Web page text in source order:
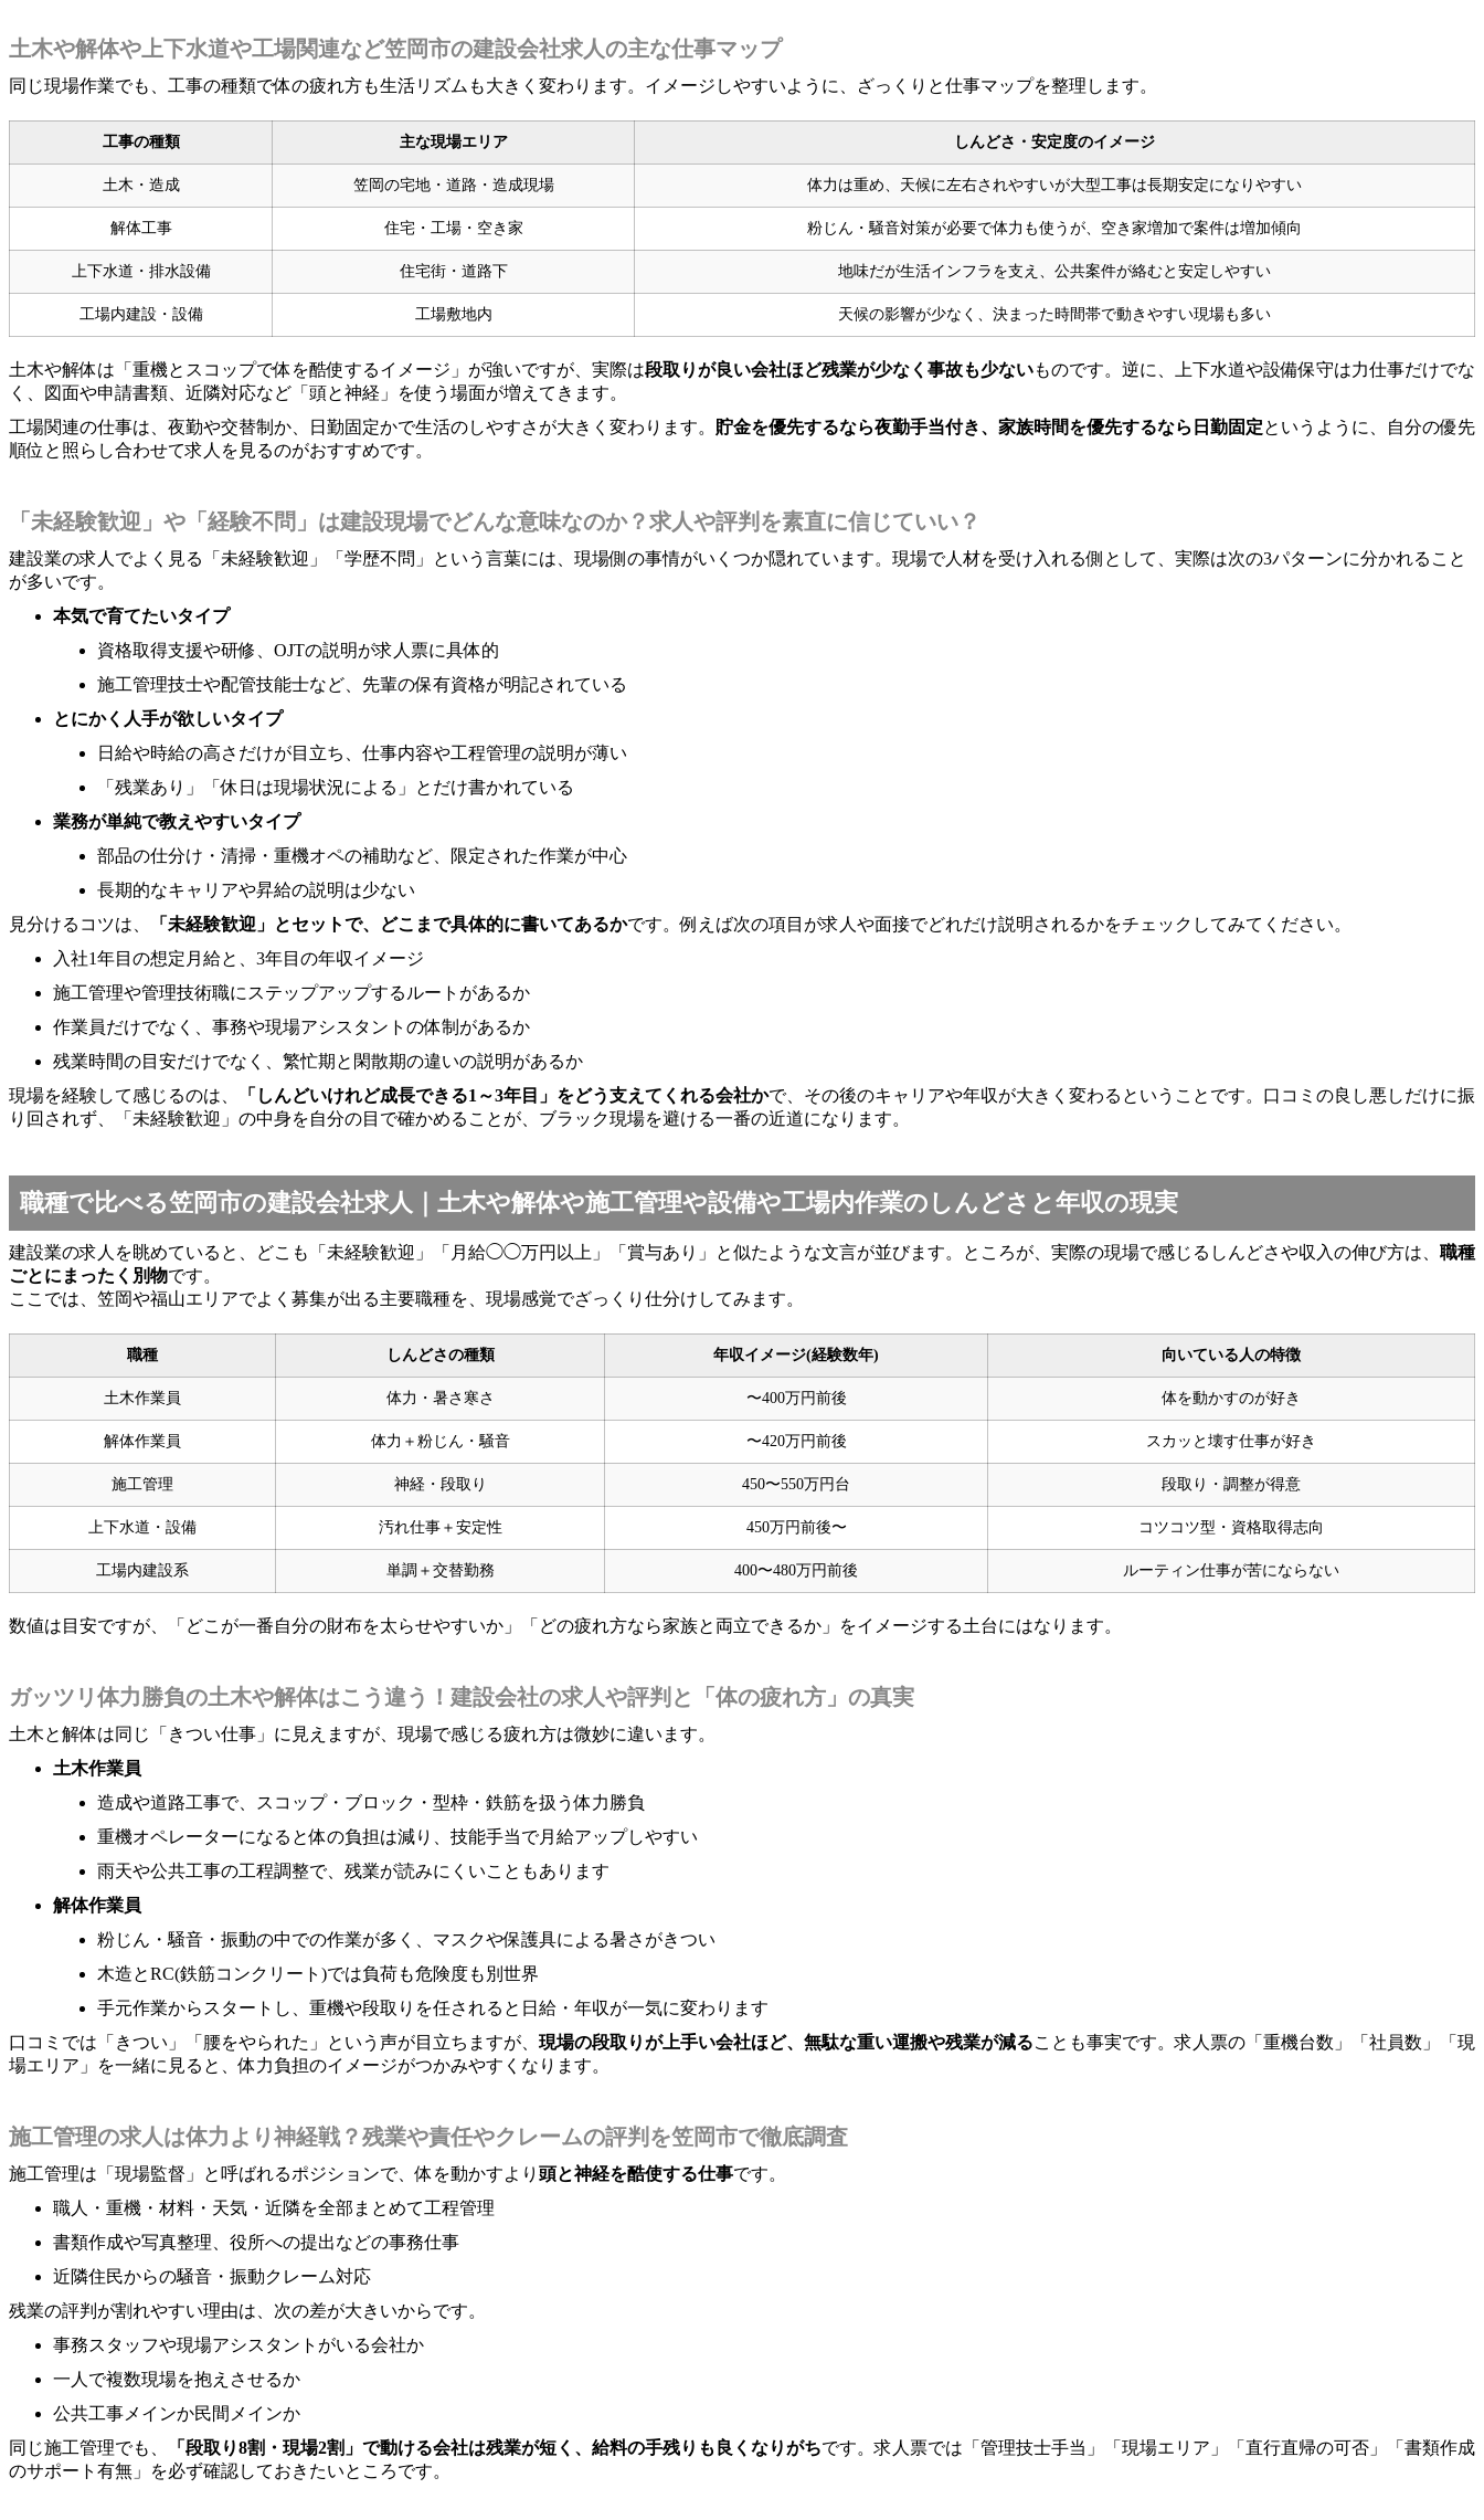
土木や解体や上下水道や工場関連など笠岡市の建設会社求人の主な仕事マップ
同じ現場作業でも、工事の種類で体の疲れ方も生活リズムも大きく変わります。イメージしやすいように、ざっくりと仕事マップを整理します。
工事の種類 主な現場エリア しんどさ・安定度のイメージ
土木・造成 笠岡の宅地・道路・造成現場 体力は重め、天候に左右されやすいが大型工事は長期安定になりやすい
解体工事 住宅・工場・空き家 粉じん・騒音対策が必要で体力も使うが、空き家増加で案件は増加傾向
上下水道・排水設備 住宅街・道路下 地味だが生活インフラを支え、公共案件が絡むと安定しやすい
工場内建設・設備 工場敷地内 天候の影響が少なく、決まった時間帯で動きやすい現場も多い
土木や解体は「重機とスコップで体を酷使するイメージ」が強いですが、実際は段取りが良い会社ほど残業が少なく事故も少ないものです。逆に、上下水道や設備保守は力仕事だけでな
く、図面や申請書類、近隣対応など「頭と神経」を使う場面が増えてきます。
工場関連の仕事は、夜勤や交替制か、日勤固定かで生活のしやすさが大きく変わります。 貯金を優先するなら夜勤手当付き、家族時間を優先するなら日勤固定というように、自分の優先
順位と照らし合わせて求人を見るのがおすすめです。
「未経験歓迎」や「経験不問」は建設現場でどんな意味なのか？求人や評判を素直に信じていい？
建設業の求人でよく見る「未経験歓迎」「学歴不問」という言葉には、現場側の事情がいくつか隠れています。現場で人材を受け入れる側として、実際は次の3パターンに分かれること
が多いです。
本気で育てたいタイプ
資格取得支援や研修、OJTの説明が求人票に具体的
施工管理技士や配管技能士など、先輩の保有資格が明記されている
とにかく人手が欲しいタイプ
日給や時給の高さだけが目立ち、仕事内容や工程管理の説明が薄い
「残業あり」「休日は現場状況による」とだけ書かれている
業務が単純で教えやすいタイプ
部品の仕分け・清掃・重機オペの補助など、限定された作業が中心
長期的なキャリアや昇給の説明は少ない
見分けるコツは、
「未経験歓迎」とセットで、どこまで具体的に書いてあるかです。例えば次の項目が求人や面接でどれだけ説明されるかをチェックしてみてください。
入社1年目の想定月給と、3年目の年収イメージ
施工管理や管理技術職にステップアップするルートがあるか
作業員だけでなく、事務や現場アシスタントの体制があるか
残業時間の目安だけでなく、繁忙期と閑散期の違いの説明があるか
現場を経験して感じるのは、
「しんどいけれど成長できる1～3年目」をどう支えてくれる会社かで、その後のキャリアや年収が大きく変わるということです。口コミの良し悪しだけに振
り回されず、「未経験歓迎」の中身を自分の目で確かめることが、ブラック現場を避ける一番の近道になります。
職種で比べる笠岡市の建設会社求人｜土木や解体や施工管理や設備や工場内作業のしんどさと年収の現実
建設業の求人を眺めていると、どこも「未経験歓迎」「月給◯◯万円以上」「賞与あり」と似たような文言が並びます。ところが、実際の現場で感じるしんどさや収入の伸び方は、 職種
ごとにまったく別物です。
ここでは、笠岡や福山エリアでよく募集が出る主要職種を、現場感覚でざっくり仕分けしてみます。
職種 しんどさの種類 年収イメージ(経験数年) 向いている人の特徴
土木作業員 体力・暑さ寒さ 〜400万円前後 体を動かすのが好き
解体作業員 体力＋粉じん・騒音 〜420万円前後 スカッと壊す仕事が好き
施工管理 神経・段取り 450〜550万円台 段取り・調整が得意
上下水道・設備 汚れ仕事＋安定性 450万円前後〜 コツコツ型・資格取得志向
工場内建設系 単調＋交替勤務 400〜480万円前後 ルーティン仕事が苦にならない
数値は目安ですが、「どこが一番自分の財布を太らせやすいか」「どの疲れ方なら家族と両立できるか」をイメージする土台にはなります。
ガッツリ体力勝負の土木や解体はこう違う！建設会社の求人や評判と「体の疲れ方」の真実
土木と解体は同じ「きつい仕事」に見えますが、現場で感じる疲れ方は微妙に違います。
土木作業員
造成や道路工事で、スコップ・ブロック・型枠・鉄筋を扱う体力勝負
重機オペレーターになると体の負担は減り、技能手当で月給アップしやすい
雨天や公共工事の工程調整で、残業が読みにくいこともあります
解体作業員
粉じん・騒音・振動の中での作業が多く、マスクや保護具による暑さがきつい
木造とRC(鉄筋コンクリート)では負荷も危険度も別世界
手元作業からスタートし、重機や段取りを任されると日給・年収が一気に変わります
口コミでは「きつい」「腰をやられた」という声が目立ちますが、 現場の段取りが上手い会社ほど、無駄な重い運搬や残業が減ることも事実です。求人票の「重機台数」「社員数」「現
場エリア」を一緒に見ると、体力負担のイメージがつかみやすくなります。
施工管理の求人は体力より神経戦？残業や責任やクレームの評判を笠岡市で徹底調査
施工管理は「現場監督」と呼ばれるポジションで、体を動かすより 頭と神経を酷使する仕事です。
職人・重機・材料・天気・近隣を全部まとめて工程管理
書類作成や写真整理、役所への提出などの事務仕事
近隣住民からの騒音・振動クレーム対応
残業の評判が割れやすい理由は、次の差が大きいからです。
事務スタッフや現場アシスタントがいる会社か
一人で複数現場を抱えさせるか
公共工事メインか民間メインか
同じ施工管理でも、
「段取り8割・現場2割」で動ける会社は残業が短く、給料の手残りも良くなりがちです。求人票では「管理技士手当」「現場エリア」「直行直帰の可否」「書類作成
のサポート有無」を必ず確認しておきたいところです。